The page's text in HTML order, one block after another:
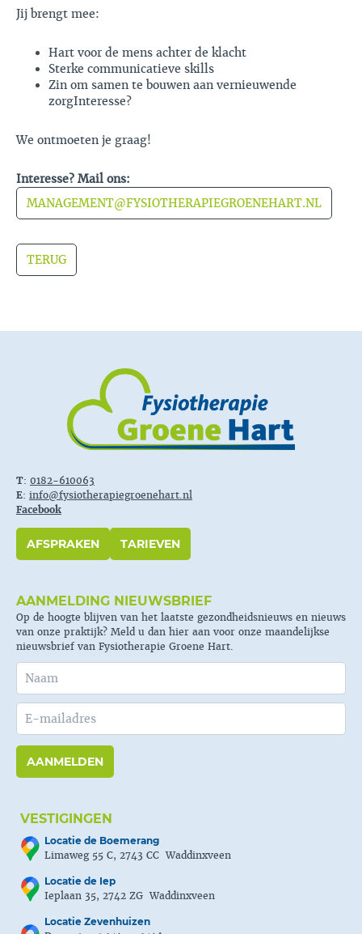
Jij brengt mee:
Hart voor de mens achter de klacht
Sterke communicatieve skills
Zin om samen te bouwen aan vernieuwende
zorgInteresse?
We ontmoeten je graag!
Interesse? Mail ons:
MANAGEMENT@FYSIOTHERAPIEGROENEHART.NL
TERUG
T: 0182-610063
E: info@fysiotherapiegroenehart.nl
Facebook
AFSPRAKEN TARIEVEN
AANMELDING NIEUWSBRIEF
Op de hoogte blijven van het laatste gezondheidsnieuws en nieuws
van onze praktijk? Meld u dan hier aan voor onze maandelijkse
nieuwsbrief van Fysiotherapie Groene Hart.
AANMELDEN
VESTIGINGEN
Locatie de Boemerang
Limaweg 55 C, 2743 CC Waddinxveen
Locatie de Iep
Ieplaan 35, 2742 ZG Waddinxveen
Locatie Zevenhuizen